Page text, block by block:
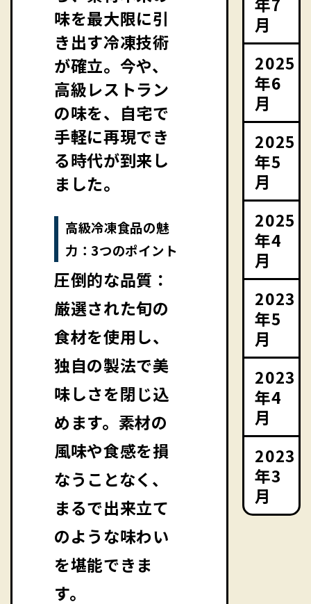
味を最大限に引
き出す冷凍技術
が確立。今や、
高級レストラン
の味を、自宅で
手軽に再現でき
る時代が到来し
ました。
高級冷凍食品の魅
力：3つのポイント
圧倒的な品質：
厳選された旬の
食材を使用し、
独自の製法で美
味しさを閉じ込
めます。素材の
風味や食感を損
なうことなく、
まるで出来立て
のような味わい
を堪能できま
す。
月
2025
年6
月
2025
年5
月
2025
年4
月
2023
年5
月
2023
年4
月
2023
年3
月